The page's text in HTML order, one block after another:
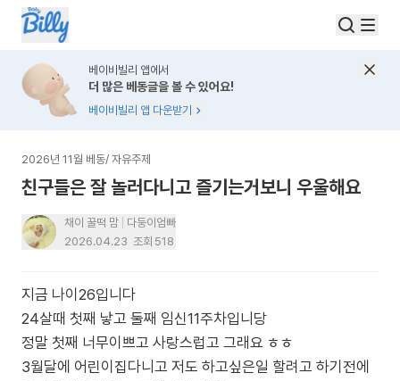
베이비빌리 앱에서
더 많은 베동글을 볼 수 있어요!
베이비빌리 앱 다운받기
2026년 11월 베동/ 자유주제
친구들은 잘 놀러다니고 즐기는거보니 우울해요
채이 꿀떡 맘
다둥이엄빠
2026.04.23 조회 518
지금 나이26입니다
24살때 첫째 낳고 둘째 임신11주차입니당
정말 첫째 너무이쁘고 사랑스럽고 그래요 ㅎㅎ
3월달에 어린이집다니고 저도 하고싶은일 할려고 하기전에